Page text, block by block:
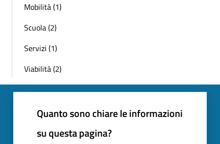
Mobilità (1)
Scuola (2)
Servizi (1)
Viabilità (2)
Quanto sono chiare le informazioni
su questa pagina?